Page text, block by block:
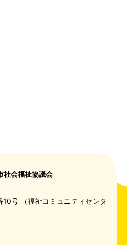
社会福祉協議会
10号
（福祉コミュニティセンタ